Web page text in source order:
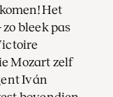
Het
bleek pas
Mozart zelf
Iván